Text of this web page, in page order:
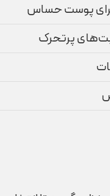
پوست حساس
پرتحرک